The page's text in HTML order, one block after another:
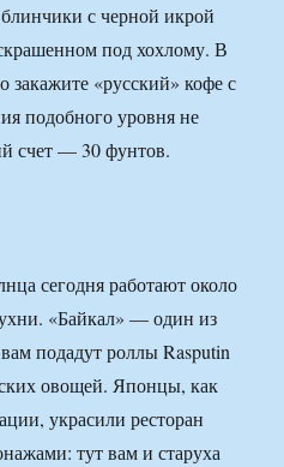
с черной икрой
под хохлому. В
закажите «русский» кофе с
подобного уровня не
счет — 30 фунтов.
сегодня работают около
«Байкал» — один из
подадут роллы Rasputin
овощей. Японцы, как
украсили ресторан
тут вам и старуха